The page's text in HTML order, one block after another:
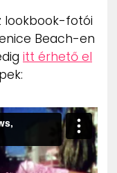
lookbook-fotói
Beach-en
itt érhető el